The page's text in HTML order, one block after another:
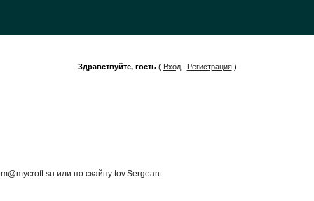
Здравствуйте, гость( Вход| Регистрация)
или по скайпу tov.Sergeant